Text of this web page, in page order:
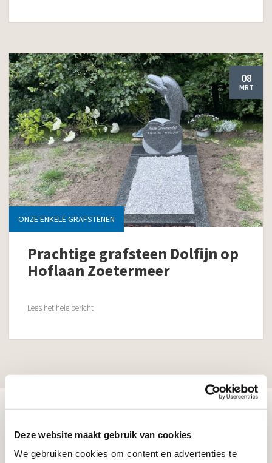
Deze website maakt gebruik van cookies
We gebruiken cookies om content en advertenties te
08
MRT
ONZE ENKELE GRAFSTENEN
Prachtige grafsteen Dolfijn op
Hoflaan Zoetermeer
Lees het hele bericht
085 - 081 00 69